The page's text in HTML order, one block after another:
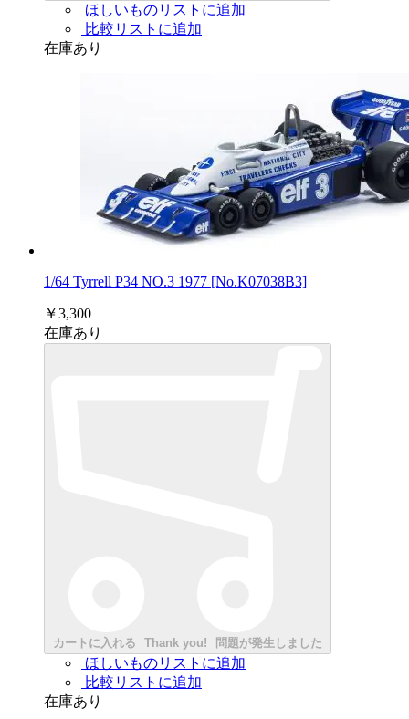
ほしいものリストに追加
比較リストに追加
在庫あり
1/64 Tyrrell P34 NO.3 1977 [No.K07038B3]
￥3,300
在庫あり
カートに入れる Thank you! 問題が発生しました
ほしいものリストに追加
比較リストに追加
在庫あり